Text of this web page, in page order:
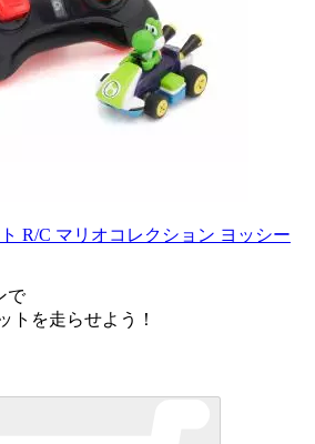
R/C マリオコレクション ヨッシー
で
トを走らせよう！